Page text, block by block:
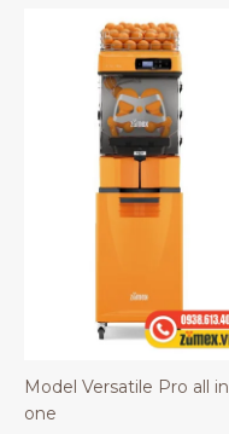
Model Versatile Pro all in
one